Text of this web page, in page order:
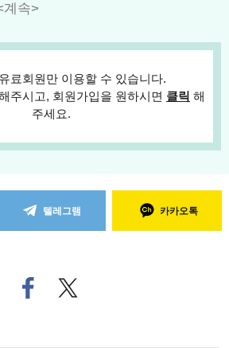
계속>
료회원만 이용할 수 있습니다.
주시고, 회원가입을 원하시면 클릭 해
주세요.
텔레그램 카카오톡
페
이
트위
터로